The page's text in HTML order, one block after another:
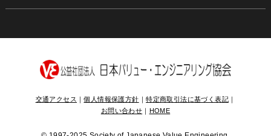
交通アクセス ｜個人情報保護方針 ｜特定商取引法に基づく表記｜
お問い合わせ ｜ HOME